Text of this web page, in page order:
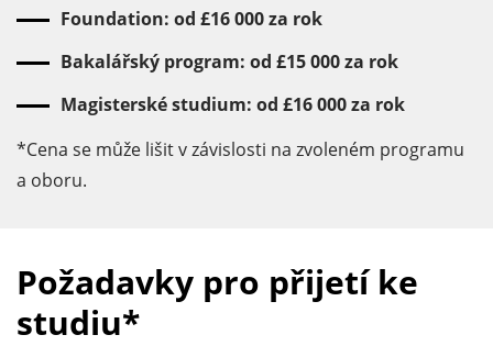
Foundation: od £16 000 za rok
Bakalářský program: od £15 000 za rok
Magisterské studium: оd £16 000 za rok
*Cena se může lišit v závislosti na zvoleném programu
a oboru.
Požadavky pro přijetí ke
studiu*